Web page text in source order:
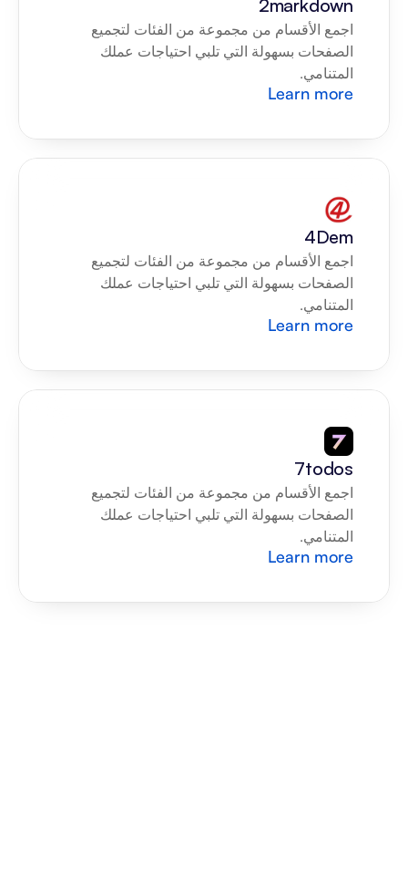
2markdown
المتنامي.
Learn more
4Dem
المتنامي.
Learn more
7todos
المتنامي.
Learn more